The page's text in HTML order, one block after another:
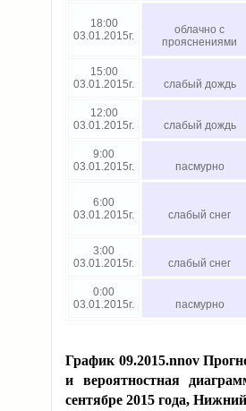
18:00
03.01.2015г.
облачно с
прояснениями
15:00
03.01.2015г.
слабый дождь
12:00
03.01.2015г.
слабый дождь
9:00
03.01.2015г.
пасмурно
6:00
03.01.2015г.
слабый снег
3:00
03.01.2015г.
слабый снег
0:00
03.01.2015г.
пасмурно
График 09.2015.nnov
и вероятностная
сентябре 2015 года,